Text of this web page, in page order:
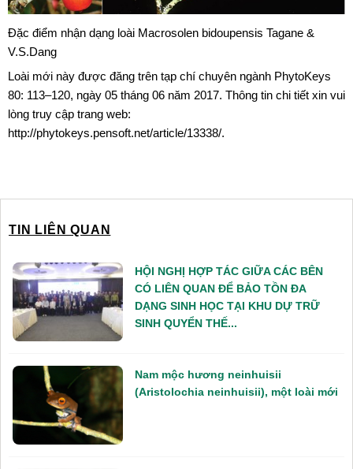
Đặc điểm nhận dạng loài Macrosolen bidoupensis Tagane &
V.S.Dang
Loài mới này được đăng trên tạp chí chuyên ngành PhytoKeys
80: 113–120, ngày 05 tháng 06 năm 2017. Thông tin chi tiết xin vui
lòng truy cập trang web:
http://phytokeys.pensoft.net/article/13338/.
TIN LIÊN QUAN
HỘI NGHỊ HỢP TÁC GIỮA CÁC BÊN
CÓ LIÊN QUAN ĐỂ BẢO TỒN ĐA
DẠNG SINH HỌC TẠI KHU DỰ TRỮ
SINH QUYỂN THẾ...
Nam mộc hương neinhuisii
(Aristolochia neinhuisii), một loài mới